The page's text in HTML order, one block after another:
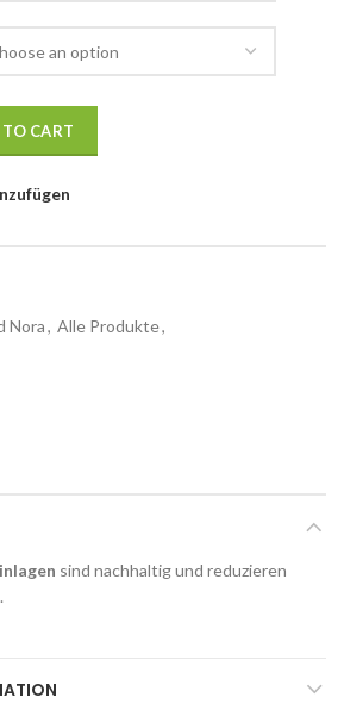
CART
Nora, Alle Produkte,
sind nachhaltig und reduzieren